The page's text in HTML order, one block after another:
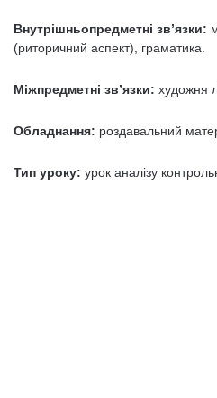
Внутрішньопредметні зв’язки:
(риторичний аспект), граматика.
Міжпредметні зв’язки: художня
Обладнання: роздавальний
Тип уроку: урок аналізу